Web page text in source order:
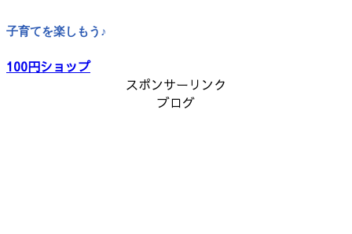
子育てを楽しもう♪
100円ショップ
スポンサーリンク
ブログ